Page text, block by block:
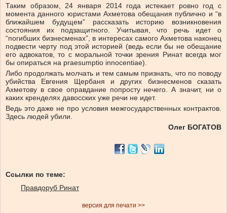
Таким образом, 24 января 2014 года истекает ровно год с
момента данного юристами Ахметова обещания публично и “в
ближайшем будущем” рассказать историю возникновения
состояния их подзащитного. Учитывая, что речь идет о
“погибших бизнесменах”, в интересах самого Ахметова наконец
подвести черту под этой историей (ведь если бы не обещание
его адвокатов, то с моральной точки зрения Ринат всегда мог
бы опираться на praesumptio innocentiae).
Либо продолжать молчать и тем самым признать, что по поводу
убийства Евгения Щербаня и других бизнесменов сказать
Ахметову в свое оправдание попросту нечего. А значит, ни о
каких кренделях давосских уже речи не идет.
Ведь это даже не про условия межгосударственных контрактов.
Здесь людей убили.
Олег БОГАТОВ
Ссылки по теме:
Правдоруб Ринат
версия для печати >>